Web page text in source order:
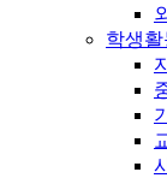
학생활